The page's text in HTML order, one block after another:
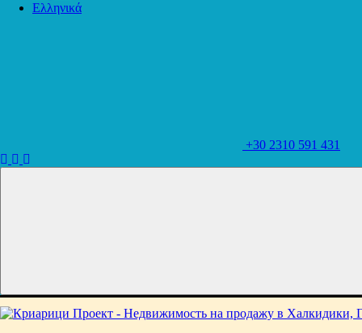
Ελληνικά
+30 2310 591 431